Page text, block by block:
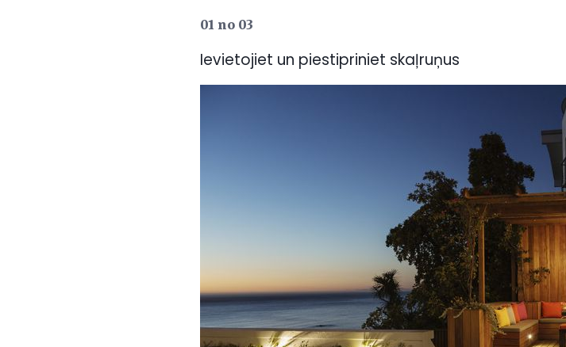
01 no 03
Ievietojiet un piestipriniet skaļruņus